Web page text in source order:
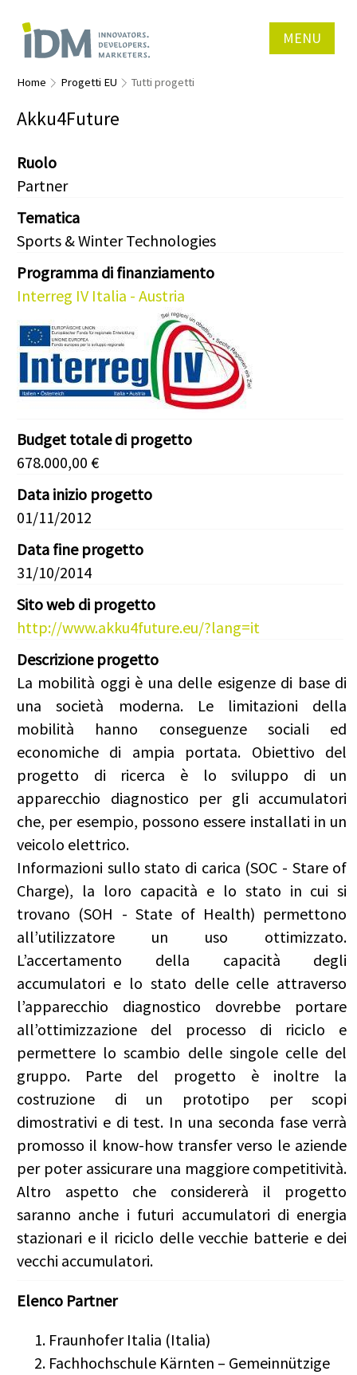
MENU
Home Progetti EU Tutti progetti
Akku4Future
Ruolo
Partner
Tematica
Sports & Winter Technologies
Programma di finanziamento
Interreg IV Italia - Austria
Budget totale di progetto
678.000,00 €
Data inizio progetto
01/11/2012
Data fine progetto
31/10/2014
Sito web di progetto
http://www.akku4future.eu/?lang=it
Descrizione progetto
La mobilità oggi è una delle esigenze di base di
una società moderna. Le limitazioni della
mobilità hanno conseguenze sociali ed
economiche di ampia portata. Obiettivo del
progetto di ricerca è lo sviluppo di un
apparecchio diagnostico per gli accumulatori
che, per esempio, possono essere installati in un
veicolo elettrico.
Informazioni sullo stato di carica (SOC - Stare of
Charge), la loro capacità e lo stato in cui si
trovano (SOH - State of Health) permettono
all’utilizzatore un uso ottimizzato.
L’accertamento della capacità degli
accumulatori e lo stato delle celle attraverso
l’apparecchio diagnostico dovrebbe portare
all’ottimizzazione del processo di riciclo e
permettere lo scambio delle singole celle del
gruppo. Parte del progetto è inoltre la
costruzione di un prototipo per scopi
dimostrativi e di test. In una seconda fase verrà
promosso il know-how transfer verso le aziende
per poter assicurare una maggiore competitività.
Altro aspetto che considererà il progetto
saranno anche i futuri accumulatori di energia
stazionari e il riciclo delle vecchie batterie e dei
vecchi accumulatori.
Elenco Partner
Fraunhofer Italia (Italia)
Fachhochschule Kärnten – Gemeinnützige